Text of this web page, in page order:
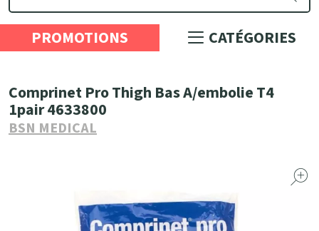
PROMOTIONS CATÉGORIES
Comprinet Pro Thigh Bas A/embolie T4
1pair 4633800
BSN MEDICAL